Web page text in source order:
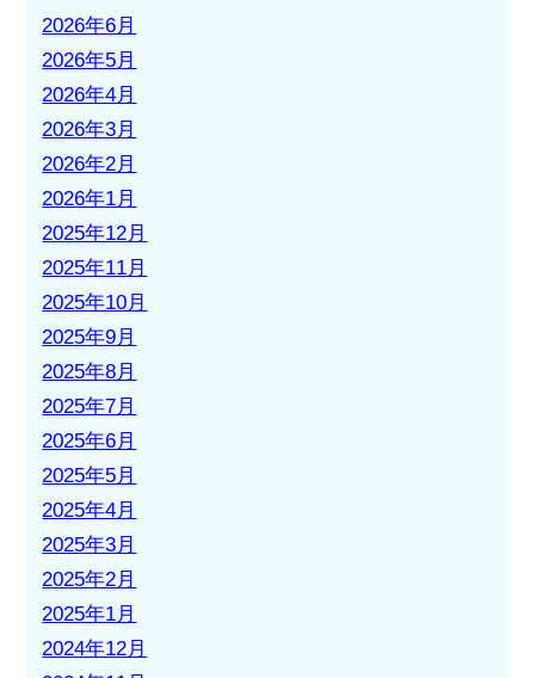
2026年6月
2026年5月
2026年4月
2026年3月
2026年2月
2026年1月
2025年12月
2025年11月
2025年10月
2025年9月
2025年8月
2025年7月
2025年6月
2025年5月
2025年4月
2025年3月
2025年2月
2025年1月
2024年12月